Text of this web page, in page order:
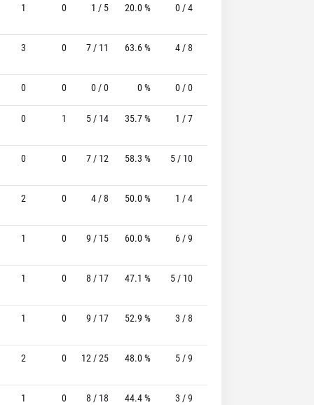
1 0 1 / 5 20.0 % 0 / 4
3 0 7 / 11 63.6 % 4 / 8
0 0 0 / 0 0 % 0 / 0
0 1 5 / 14 35.7 % 1 / 7
0 0 7 / 12 58.3 % 5 / 10
2 0 4 / 8 50.0 % 1 / 4
1 0 9 / 15 60.0 % 6 / 9
1 0 8 / 17 47.1 % 5 / 10
1 0 9 / 17 52.9 % 3 / 8
2 0 12 / 25 48.0 % 5 / 9
1 0 8 / 18 44.4 % 3 / 9